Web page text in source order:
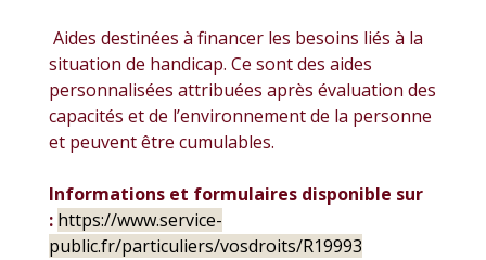
Aides destinées à financer les besoins liés à la
situation de handicap. Ce sont des aides
personnalisées attribuées après évaluation des
capacités et de l’environnement de la personne
et peuvent être cumulables.
Informations et formulaires disponible sur
: https://www.service-
public.fr/particuliers/vosdroits/R19993